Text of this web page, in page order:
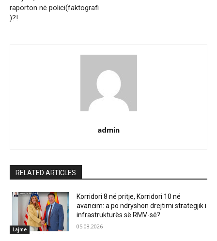
raporton në polici(faktografi
)?!
admin
RELATED ARTICLES
Lajme
Korridori 8 në pritje, Korridori 10 në
avancim: a po ndryshon drejtimi strategjik i
infrastrukturës së RMV-së?
05.08.2026